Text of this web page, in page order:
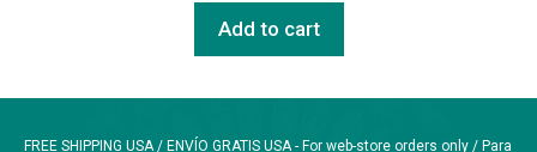
Add to cart
FREE SHIPPING USA / ENVÍO GRATIS USA - For web-store orders only / Para